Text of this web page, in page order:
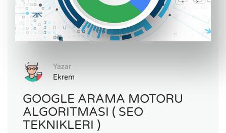
Yazar
Ekrem
GOOGLE ARAMA MOTORU
ALGORITMASI ( SEO
TEKNIKLERI )